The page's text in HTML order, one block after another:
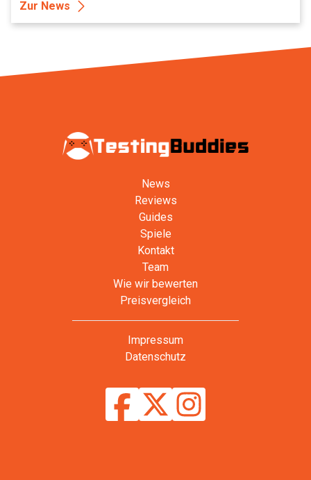
Zur News
News
Reviews
Guides
Spiele
Kontakt
Team
Wie wir bewerten
Preisvergleich
Impressum
Datenschutz